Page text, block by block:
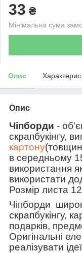
33 ₴
Мінімальна сума
Опис
Опис
Чіпборди -
скрапбукінгу,
картону
в середньому
використання
використати
Розмір листа
Чіпборди
скрапбукінгу,
подарків,
Оригінальні
реалізувати